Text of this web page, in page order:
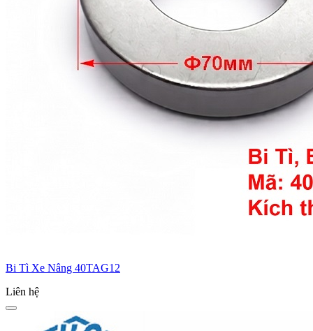
Bi Tì Xe Nâng 40TAG12
Liên hệ